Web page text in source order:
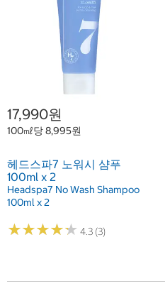
17,990원
100㎖당 8,995원
헤드스파7 노워시 샴푸
100ml x 2
Headspa7 No Wash Shampoo
100ml x 2
★★★★★
★★★★★ 4.3 (3)